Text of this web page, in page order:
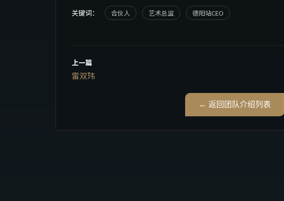
关键词： 合伙人 艺术总监 德阳站CEO
上一篇
雷双玮
← 返回团队介绍列表